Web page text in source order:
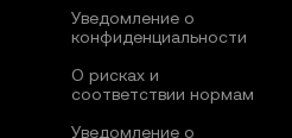
Уведомление о
конфиденциальности
О рисках и
соответствии нормам
Уведомление о